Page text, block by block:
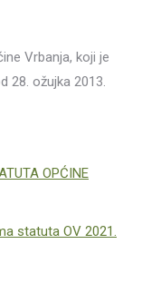
Vrbanja, koji je
28. ožujka 2013.
OPĆINE
statuta OV 2021.